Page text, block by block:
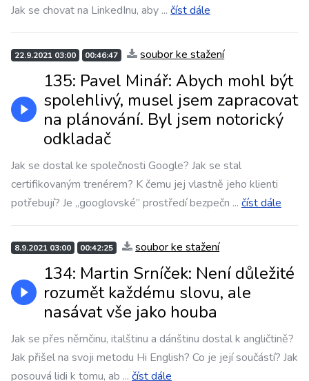
Jak se chovat na LinkedInu, aby ... číst dále
22.9.2021 03:00 00:46:47 soubor ke stažení
135: Pavel Minář: Abych mohl být
spolehlivý, musel jsem zapracovat
na plánování. Byl jsem notorický
odkladač
Jak se dostal ke společnosti Google? Jak se stal
certifikovaným trenérem? K čemu jej vlastně jeho klienti
potřebují? Je „googlovské” prostředí bezpečn ... číst dále
8.9.2021 03:00 00:42:25 soubor ke stažení
134: Martin Srníček: Není důležité
rozumět každému slovu, ale
nasávat vše jako houba
Jak se přes němčinu, italštinu a dánštinu dostal k angličtině?
Jak přišel na svoji metodu Hi English? Co je její součástí? Jak
posouvá lidi k tomu, ab ... číst dále